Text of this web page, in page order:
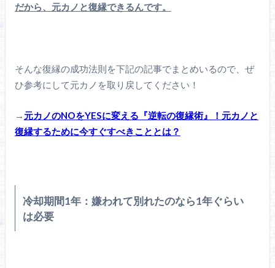
だから、元カノと復縁できるんです。
そんな復縁の成功法則を下記の記事でまとめいるので、ぜ
ひ参考にして元カノを取り戻してください！
→ 元カノのNOをYESに変える『逆転の復縁術』！元カノと
復縁するために今すぐすべきこととは？
冷却期間1年：嫌われて別れたのなら1年ぐらい
は必要